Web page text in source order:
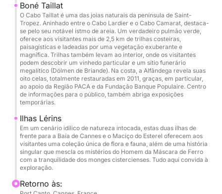
Limpeza final (obrigatória): €250
Reserve agora com partida de Cannes e presenteie-
se com uma experiência exclusiva no mar,
combinando luxo, liberdade e... e momentos
inesquecíveis no Mediterrâneo.
Boné Taillat
O Cabo Taillat é uma das joias naturais da península de Saint-
Tropez. Aninhado entre o Cabo Lardier e o Cabo Camarat, destaca-
se pelo seu notável istmo de areia. Um verdadeiro pulmão verde,
oferece aos visitantes mais de 2,5 km de trilhas costeiras,
paisagísticas e ladeadas por uma vegetação exuberante e
magnífica. Trilhas também levam ao interior, onde os visitantes
podem descobrir um vinhedo particular e um sítio funerário
megalítico (Dólmen de Briande). Na costa, a Alfândega revela suas
oito celas, totalmente restauradas em 2011, graças, em particular,
ao apoio da Região PACA e da Fundação Banque Populaire. Centro
de informações para o público, também abriga exposições
temporárias.
Ilhas Lérins
Em um cenário idílico de natureza intocada, estas duas ilhas de
frente para a Baía de Cannes e o Maciço do Esterel oferecem aos
visitantes uma coleção única de flora e fauna, além de uma história
singular que mescla os mistérios do Homem da Máscara de Ferro
com a tranquilidade dos monges cistercienses. Tudo aqui convida à
exploração.
Retorno às: